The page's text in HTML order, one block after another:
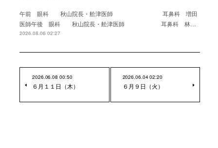
午前 眼科 秋山院長・舩津医師 耳鼻科 増田
医師午後 眼科 秋山院長・舩津医師 耳鼻科 林…
2026.08.06 02:27
2026.06.08 00:50
６月１１日（木）
2026.06.04 02:20
６月９日（火）